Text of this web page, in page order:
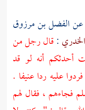
عنالفضل بن مرزوق
:قال رجل من
أحدثكم أنه لو قد
عليه ردا عنيفا .
فجاءهم ، فقال لهم